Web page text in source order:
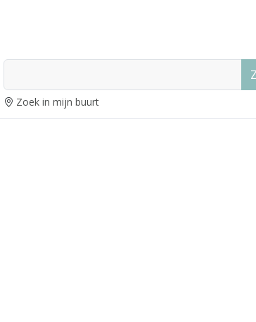
Zoek in mijn buurt